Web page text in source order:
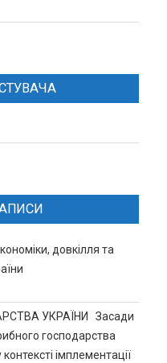
довкілля та
УКРАЇНИ Засади
господарства
імплементації